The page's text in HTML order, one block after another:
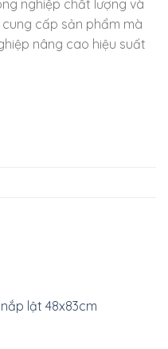
nghiệp chất lượng và
cấp sản phẩm mà
nâng cao hiệu suất
lật 48x83cm